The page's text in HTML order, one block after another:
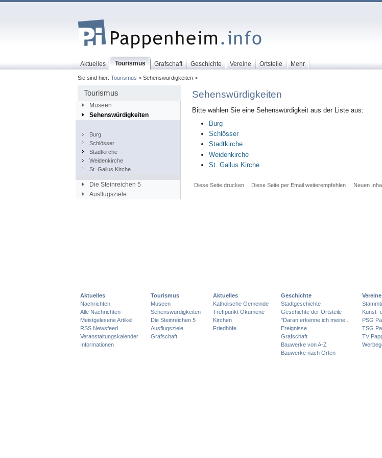
Aktuelles Tourismus Grafschaft Geschichte Vereine Ortsteile Mehr
Sie sind hier: Tourismus > Sehenswürdigkeiten >
Tourismus
Museen
Sehenswürdigkeiten
Burg
Schlösser
Stadtkirche
Weidenkirche
St. Gallus Kirche
Die Steinreichen 5
Ausflugsziele
Sehenswürdigkeiten
Bitte wählen Sie eine Sehenswürdigkeit aus der Liste aus:
Burg
Schlösser
Stadtkirche
Weidenkirche
St. Gallus Kirche
Diese Seite drucken Diese Seite per Email weiterempfehlen Neuen
Aktuelles
Nachrichten
Alle Nachrichten
Meistgelesene Artikel
RSS Newsfeed
Veranstaltungskalender
Informationen
Tourismus
Museen
Sehenswürdigkeiten
Die Steinreichen 5
Ausflugsziele
Grafschaft
Aktuelles
Katholische Gemeinde
Treffpunkt Ökumene
Kirchen
Friedhöfe
Geschichte
Stadtgeschichte
Geschichte der Ortsteile
"Daran erkenne ich meine...
Ereignisse
Grafschaft
Bauwerke von A-Z
Bauwerke nach Orten
Vereine
Kunst-
PSG
TSG
TV